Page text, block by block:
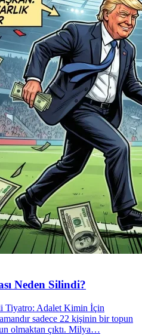
Neden Silindi?
Tiyatro: Adalet Kimin İçin
sadece 22 kişinin bir topun
olmaktan çıktı. Milya…